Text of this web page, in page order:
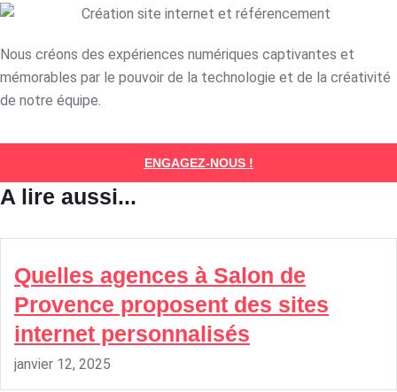
Nous créons des expériences numériques captivantes et
mémorables par le pouvoir de la technologie et de la créativité
de notre équipe.
ENGAGEZ-NOUS !
A lire aussi...
Quelles agences à Salon de
Provence proposent des sites
internet personnalisés
janvier 12, 2025